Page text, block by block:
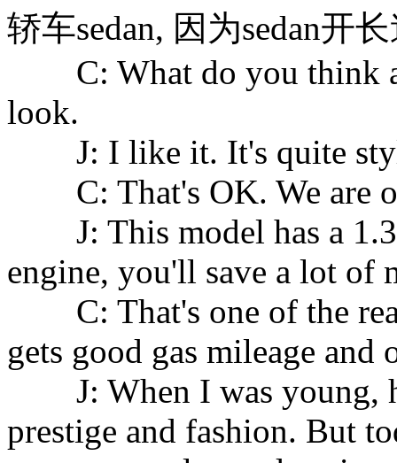
轿车sedan, 因为sedan开
C: What do you think
look.
J: I like it. It's quite
C: That's OK. We are
J: This model has a 1.3
engine, you'll save a lot of
C: That's one of the
gets good gas mileage and
J: When I was young,
prestige and fashion. But